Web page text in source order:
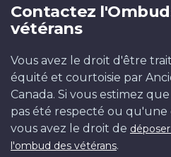
Contactez
vétérans
Vous avez le droit d'être
équité et courtoisie par
Canada. Si vous estimez
pas été respecté ou qu'une
vous avez le droit de
l'ombud des vétérans.